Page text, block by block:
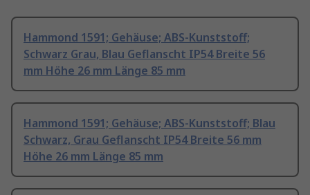
Hammond 1591; Gehäuse; ABS-Kunststoff;
Schwarz Grau, Blau Geflanscht IP54 Breite 56
mm Höhe 26 mm Länge 85 mm
Hammond 1591; Gehäuse; ABS-Kunststoff; Blau
Schwarz, Grau Geflanscht IP54 Breite 56 mm
Höhe 26 mm Länge 85 mm